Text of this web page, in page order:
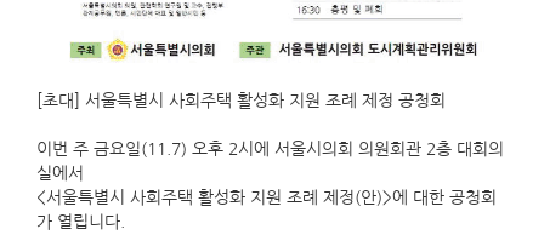
[초대] 서울특별시 사회주택 활성화 지원 조례 제정 공청회
이번 주 금요일(11.7) 오후 2시에 서울시의회 의원회관 2층 대회의
실에서
<서울특별시 사회주택 활성화 지원 조례 제정(안)>에 대한 공청회
가 열립니다.